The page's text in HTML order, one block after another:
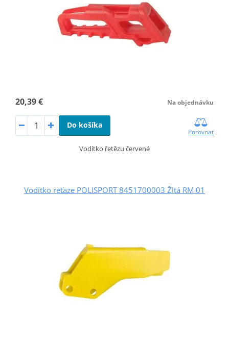
20,39 € Na objednávku
Do košíka
Porovnať
Vodítko řetězu červené
Vodítko reťaze POLISPORT 8451700003 Žltá RM 01